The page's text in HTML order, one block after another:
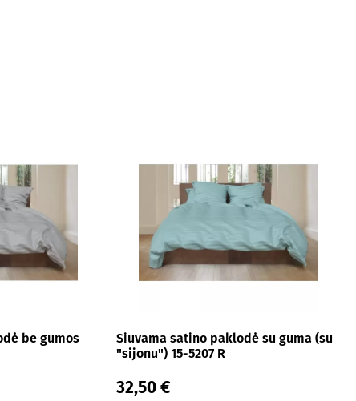
be gumos
Siuvama satino paklodė su guma (su
"sijonu") 15-5207 R
32,50 €